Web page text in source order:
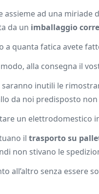
ad una miriade
da un imballaggio
a quanta fatica avete
modo, alla consegna il
inutili le
da noi predisposto
un elettrodomestico
il trasporto su
non stivano le
all’altro senza essere